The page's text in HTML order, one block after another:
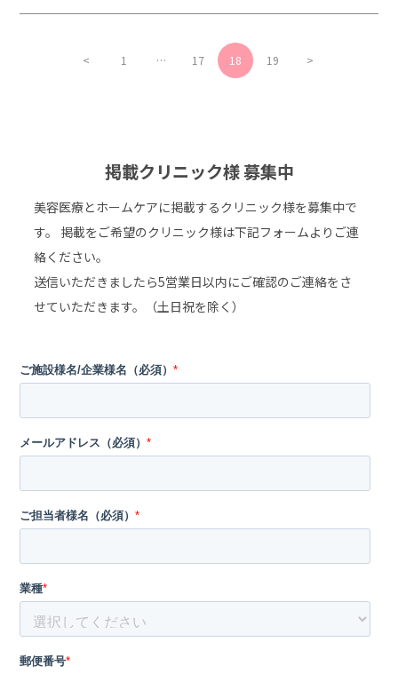
< 1 … 17 18 19 >
掲載クリニック様 募集中
美容医療とホームケアに掲載するクリニック様を募集中で
す。
掲載をご希望のクリニック様は下記フォームよりご連
絡ください。
送信いただきましたら5営業日以内にご確認のご連絡をさ
せていただきます。（土日祝を除く）